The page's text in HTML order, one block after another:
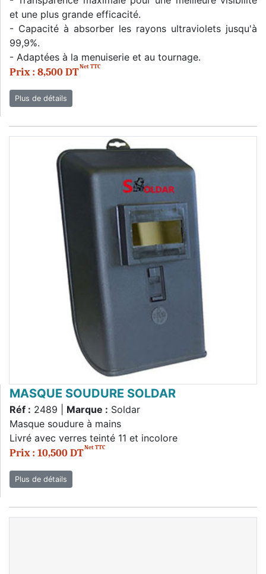
et une plus grande efficacité.
- Capacité à absorber les rayons ultraviolets jusqu'à
99,9%.
- Adaptées à la menuiserie et au tournage.
Prix : 8,500 DTNet TTC
Plus de détails
MASQUE SOUDURE SOLDAR
Réf : 2489 | Marque : Soldar
Masque soudure à mains
Livré avec verres teinté 11 et incolore
Prix : 10,500 DTNet TTC
Plus de détails